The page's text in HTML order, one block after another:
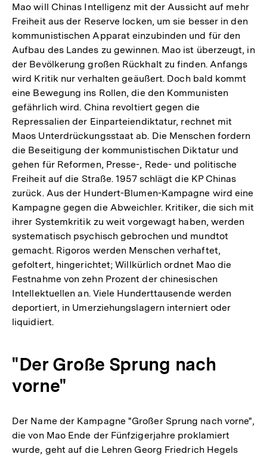
Mao will Chinas Intelligenz mit der Aussicht auf mehr
Freiheit aus der Reserve locken, um sie besser in den
kommunistischen Apparat einzubinden und für den
Aufbau des Landes zu gewinnen. Mao ist überzeugt, in
der Bevölkerung großen Rückhalt zu finden. Anfangs
wird Kritik nur verhalten geäußert. Doch bald kommt
eine Bewegung ins Rollen, die den Kommunisten
gefährlich wird. China revoltiert gegen die
Repressalien der Einparteiendiktatur, rechnet mit
Maos Unterdrückungsstaat ab. Die Menschen fordern
die Beseitigung der kommunistischen Diktatur und
gehen für Reformen, Presse-, Rede- und politische
Freiheit auf die Straße. 1957 schlägt die KP Chinas
zurück. Aus der Hundert-Blumen-Kampagne wird eine
Kampagne gegen die Abweichler. Kritiker, die sich mit
ihrer Systemkritik zu weit vorgewagt haben, werden
systematisch psychisch gebrochen und mundtot
gemacht. Rigoros werden Menschen verhaftet,
gefoltert, hingerichtet; Willkürlich ordnet Mao die
Festnahme von zehn Prozent der chinesischen
Intellektuellen an. Viele Hunderttausende werden
deportiert, in Umerziehungslagern interniert oder
liquidiert.
"Der Große Sprung nach
vorne"
Der Name der Kampagne "Großer Sprung nach vorne",
die von Mao Ende der Fünfzigerjahre proklamiert
wurde, geht auf die Lehren Georg Friedrich Hegels